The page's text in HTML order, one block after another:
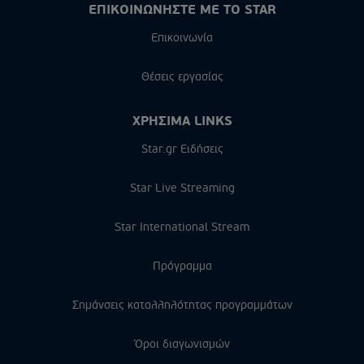
ΕΠΙΚΟΙΝΩΝΗΣΤΕ ΜΕ ΤΟ STAR
Επικοινωνία
Θέσεις εργασίας
ΧΡΗΣΙΜΑ LINKS
Star.gr Ειδήσεις
Star Live Streaming
Star International Stream
Πρόγραμμα
Σημάνσεις καταλληλότητας προγραμμάτων
Όροι διαγωνισμών